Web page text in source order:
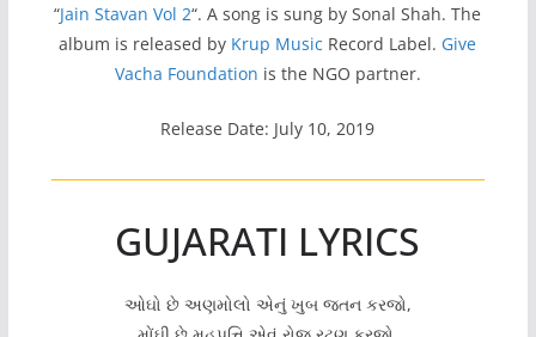
“Jain Stavan Vol 2“. A song is sung by Sonal Shah. The
album is released by Krup Music Record Label. Give
Vacha Foundation is the NGO partner.
Release Date: July 10, 2019
GUJARATI LYRICS
ઓઘો છે અણમોલો એનું ખુબ જતન કરજો,